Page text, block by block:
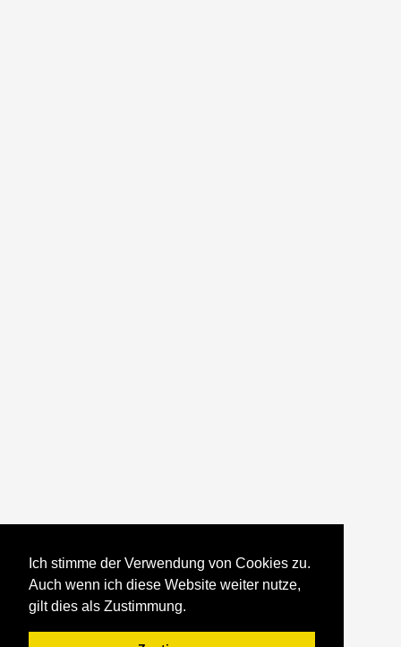
Ich stimme der Verwendung von Cookies zu.
Auch wenn ich diese Website weiter nutze,
gilt dies als Zustimmung.